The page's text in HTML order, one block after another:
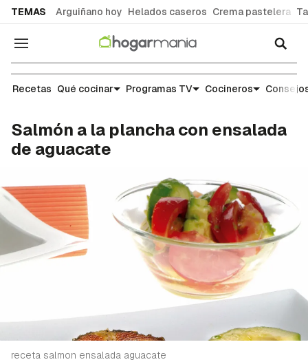
TEMAS Arguiñano hoy Helados caseros Crema pastelera
Navegación
Recetas
Recetas Qué cocinar Programas TV Cocineros
Salmón a la plancha con ensalada
de aguacate
receta salmon ensalada aguacate